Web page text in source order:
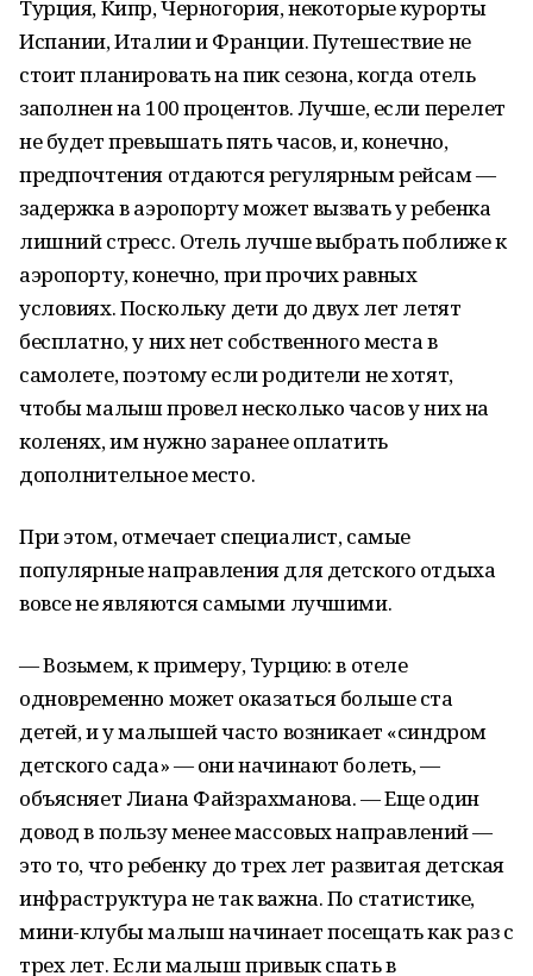
Турция, Кипр, Черногория, некоторые курорты
Испании, Италии и Франции. Путешествие не
стоит планировать на пик сезона, когда отель
заполнен на 100 процентов. Лучше, если перелет
не будет превышать пять часов, и, конечно,
предпочтения отдаются регулярным рейсам —
задержка в аэропорту может вызвать у ребенка
лишний стресс. Отель лучше выбрать поближе к
аэропорту, конечно, при прочих равных
условиях. Поскольку дети до двух лет летят
бесплатно, у них нет собственного места в
самолете, поэтому если родители не хотят,
чтобы малыш провел несколько часов у них на
коленях, им нужно заранее оплатить
дополнительное место.
При этом, отмечает специалист, самые
популярные направления для детского отдыха
вовсе не являются самыми лучшими.
— Возьмем, к примеру, Турцию: в отеле
одновременно может оказаться больше ста
детей, и у малышей часто возникает «синдром
детского сада» — они начинают болеть, —
объясняет Лиана Файзрахманова. — Еще один
довод в пользу менее массовых направлений —
это то, что ребенку до трех лет развитая детская
инфраструктура не так важна. По статистике,
мини-клубы малыш начинает посещать как раз с
трех лет. Если малыш привык спать в